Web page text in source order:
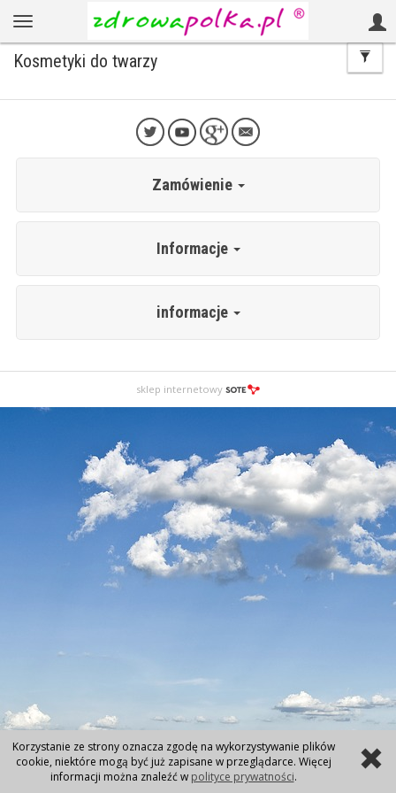
Kosmetyki do twarzy
Zamówienie
Informacje
informacje
sklep internetowy
Korzystanie ze strony oznacza zgodę na wykorzystywanie plików
cookie, niektóre mogą być już zapisane w przeglądarce. Więcej
informacji można znaleźć w polityce prywatności.